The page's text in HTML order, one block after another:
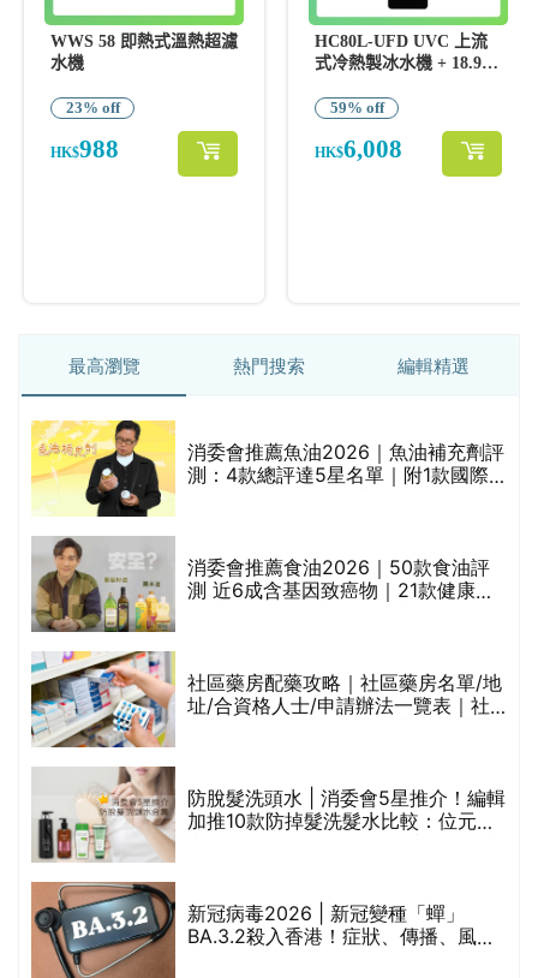
最高瀏覽 熱門搜索 編輯精選
消委會推薦魚油2026｜魚油補充劑評
測：4款總評達5星名單｜附1款國際
消委會推薦食油2026｜50款食油評
測 近6成含基因致癌物｜21款健康煮
社區藥房配藥攻略｜社區藥房名單/地
址/合資格人士/申請辦法一覽表｜社
防脫髮洗頭水 | 消委會5星推介！編輯
加推10款防掉髮洗髮水比較：位元
新冠病毒2026 | 新冠變種「蟬」
BA.3.2殺入香港！症狀、傳播、風險